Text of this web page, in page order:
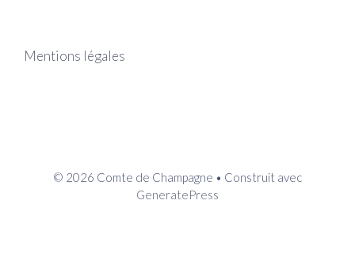
Mentions légales
© 2026 Comte de Champagne • Construit avec
GeneratePress